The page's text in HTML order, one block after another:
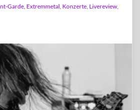
Garde Extremmetal Konzerte Livereview